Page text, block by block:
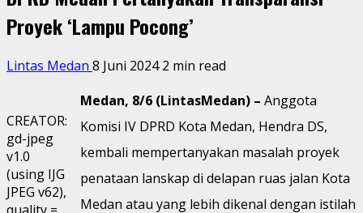
Proyek ‘Lampu Pocong’
Lintas Medan 8 Juni 20242 min read
CREATOR:
gd-jpeg
v1.0
(using IJG
JPEG v62),
Medan, 8/6 (LintasMedan) – Anggota
Komisi IV DPRD Kota Medan, Hendra DS,
kembali mempertanyakan masalah proyek
penataan lanskap di delapan ruas jalan Kota
Medan atau yang lebih dikenal dengan istilah